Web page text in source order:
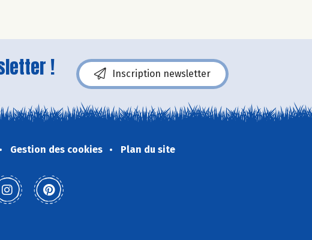
! Inscription newsletter
Gestion des cookies Plan du site